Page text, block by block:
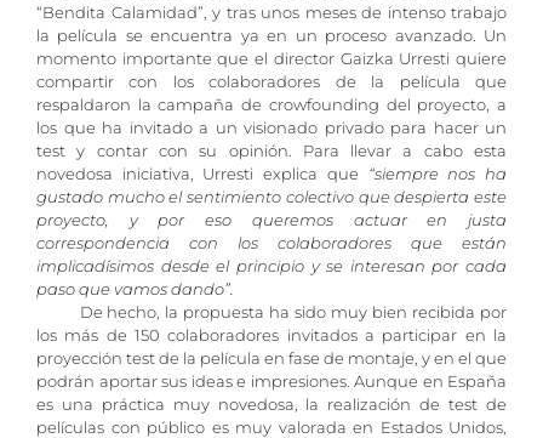
“Bendita Calamidad”, y tras unos meses de intenso trabajo
la película se encuentra ya en un proceso avanzado. Un
momento importante que el director Gaizka Urresti quiere
compartir con los colaboradores de la película que
respaldaron la campaña de crowfounding del proyecto, a
los que ha invitado a un visionado privado para hacer un
test y contar con su opinión. Para llevar a cabo esta
novedosa iniciativa, Urresti explica que “siempre nos ha
gustado mucho el sentimiento colectivo que despierta este
proyecto, y por eso queremos actuar en justa
correspondencia con los colaboradores que están
implicadísimos desde el principio y se interesan por cada
paso que vamos dando”.
De hecho, la propuesta ha sido muy bien recibida por
los más de 150 colaboradores invitados a participar en la
proyección test de la película en fase de montaje, y en el que
podrán aportar sus ideas e impresiones. Aunque en España
es una práctica muy novedosa, la realización de test de
películas con público es muy valorada en Estados Unidos,